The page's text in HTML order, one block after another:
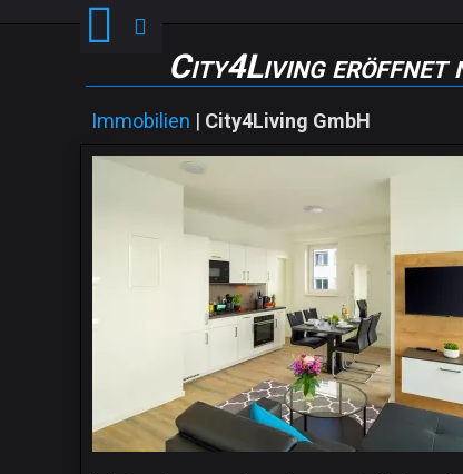
City4Living eröffnet
Immobilien | City4Living GmbH